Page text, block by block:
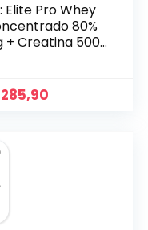
Elite Pro Whey
80%
+ Creatina 500g
285,90